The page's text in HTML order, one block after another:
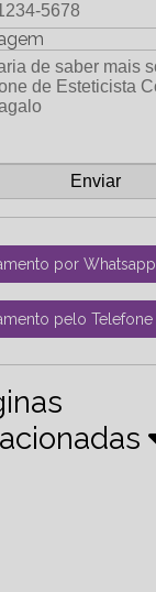
por Whatsapp
pelo Telefone